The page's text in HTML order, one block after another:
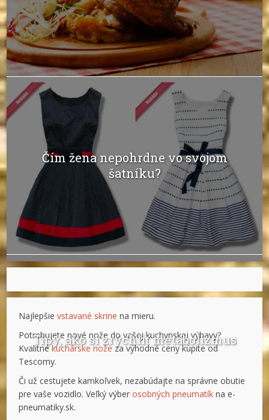
Čím žena nepohrdne vo svojom
šatníku?
Tipy, ako si zrýchliť metabolizmus
Najlepšievstavané skrine na mieru.
Potrebujete nové nože do vašej kuchynskej výbavy?
Kvalitnékuchárske nožeza výhodné ceny kúpite od
Tescomy.
Či už cestujete kamkoľvek, nezabúdajte na správne obutie
pre vaše vozidlo. Veľký výberosobných pneumatík na e-
pneumatiky.sk.